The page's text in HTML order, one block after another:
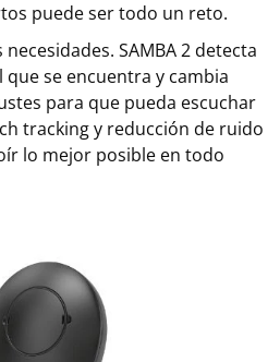
puede ser todo un reto.
SAMBA 2 detecta
se encuentra y cambia
para que pueda escuchar
tracking y reducción de ruido
lo mejor posible en todo